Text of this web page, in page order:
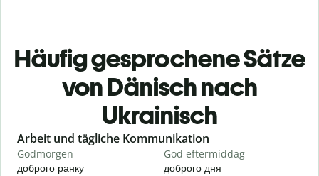
Häufig gesprochene Sätze
von Dänisch nach
Ukrainisch
Slide 1 of 6
Arbeit und tägliche Kommunikation
Godmorgen
доброго ранку
God eftermiddag
доброго дня